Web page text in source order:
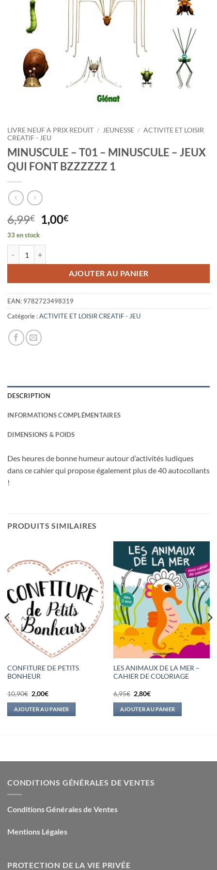
LIVRE NEUF A PRIX REDUIT / JEUNESSE / ACTIVITE ET LOISIR
CREATIF - JEU
MINUSCULE – T01 – MINUSCULE – JEUX
QUI FONT BZZZZZZ 1
6,99€
Le
prix
initial
était :
6,99€.
1,00€Le
1,00€.
33 en stock
AJOUTER AU PANIER
EAN: 9782723498319
Catégorie :ACTIVITE ET LOISIR CREATIF - JEU
DESCRIPTION
INFORMATIONS COMPLÉMENTAIRES
DIMENSIONS & POIDS
Des heures de bonne humeur autour d’activités ludiques
dans ce cahier qui propose également plus de 40 autocollants
!
PRODUITS SIMILAIRES
CONFITURE DE PETITS
BONHEUR
10,90€ Le
prix
initial
était :
10,90€.
2,00€Le
actuel
est :
2,00€.
AJOUTER AU PANIER
LES ANIMAUX DE LA MER –
CAHIER DE COLORIAGE
6,95€ Le
prix
initial
était :
6,95€.
2,80€Le
actuel
est :
2,80€.
AJOUTER AU PANIER
CONDITIONS GÉNÉRALES DE VENTES
Conditions Générales de Ventes
Mentions Légales
PROTECTION DE LA VIE PRIVÉE